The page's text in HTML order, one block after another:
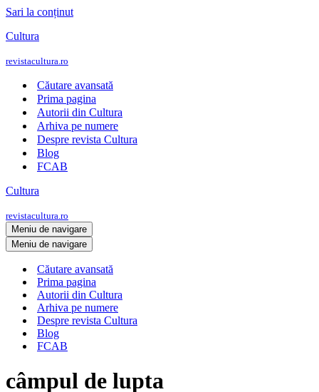
Sari la conținut
Cultura
revistacultura.ro
Căutare avansată
Prima pagina
Autorii din Cultura
Arhiva pe numere
Despre revista Cultura
Blog
FCAB
Cultura
revistacultura.ro
Meniu de navigare
Meniu de navigare
Căutare avansată
Prima pagina
Autorii din Cultura
Arhiva pe numere
Despre revista Cultura
Blog
FCAB
câmpul de lupta